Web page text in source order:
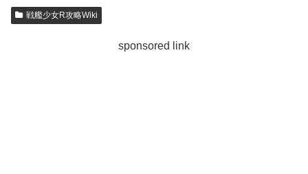
戦艦少女R攻略Wiki
sponsored link